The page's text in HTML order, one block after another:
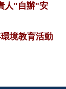
人"自辦"安
境教育活動